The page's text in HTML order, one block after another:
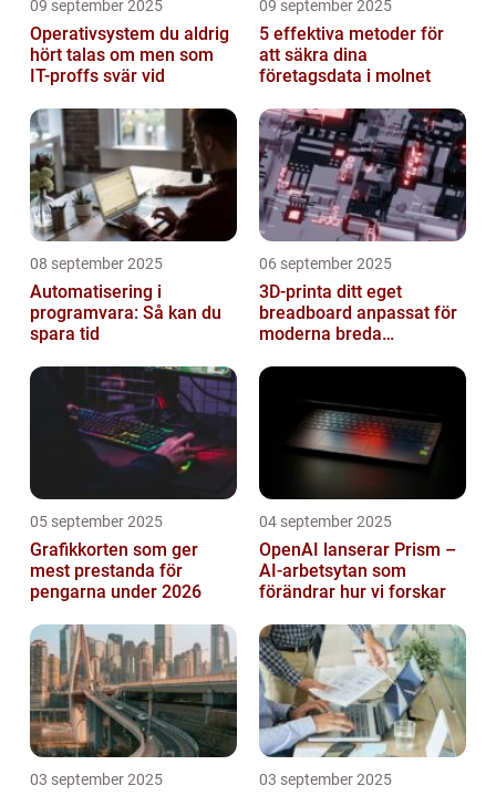
09 september 2025
Operativsystem du aldrig
hört talas om men som
IT-proffs svär vid
09 september 2025
5 effektiva metoder för
att säkra dina
företagsdata i molnet
08 september 2025
Automatisering i
programvara: Så kan du
spara tid
06 september 2025
3D-printa ditt eget
breadboard anpassat för
moderna breda
05 september 2025
Grafikkorten som ger
mest prestanda för
pengarna under 2026
04 september 2025
OpenAI lanserar Prism –
AI-arbetsytan som
förändrar hur vi forskar
03 september 2025 03 september 2025